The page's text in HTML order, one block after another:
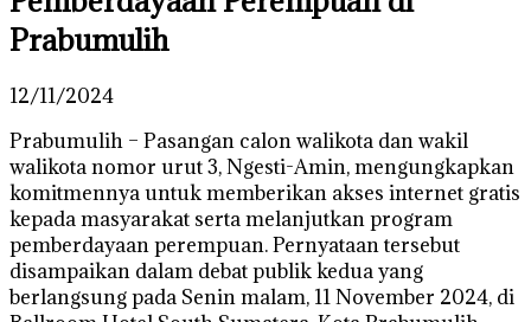
Prabumulih
12/11/2024
Prabumulih – Pasangan calon walikota dan wakil
walikota nomor urut 3, Ngesti-Amin, mengungkapkan
komitmennya untuk memberikan akses internet gratis
kepada masyarakat serta melanjutkan program
pemberdayaan perempuan. Pernyataan tersebut
disampaikan dalam debat publik kedua yang
berlangsung pada Senin malam, 11 November 2024, di